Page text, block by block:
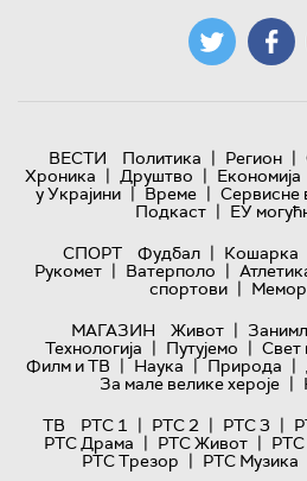
ВЕСТИ Политика | Регион |
Хроника | Друштво | Економија
у Украјини | Време | Сервисне
Подкаст | ЕУ
СПОРТ
Фудбал | Кошарка
Рукомет | Ватерполо |
спортови |
МАГАЗИН
Живот |
Технологијa | Путујемо | Свет
Филм и ТВ | Наука | Природа |
За мале велике хероје |
ТВ
РТС 1 | РТС 2 | РТС 3 |
РТС Драма | РТС Живот | РТС
РТС Трезор | РТС Музика